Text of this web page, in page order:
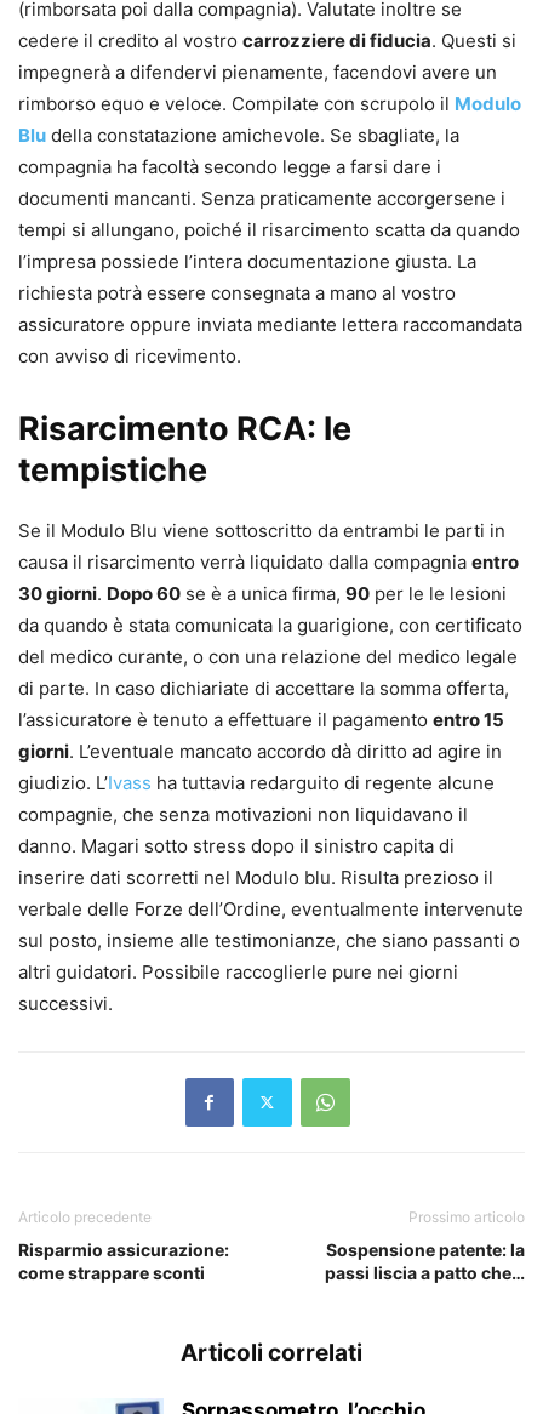
(rimborsata poi dalla compagnia). Valutate inoltre se
cedere il credito al vostro carrozziere di fiducia. Questi si
impegnerà a difendervi pienamente, facendovi avere un
rimborso equo e veloce. Compilate con scrupolo il Modulo
Blu della constatazione amichevole. Se sbagliate, la
compagnia ha facoltà secondo legge a farsi dare i
documenti mancanti. Senza praticamente accorgersene i
tempi si allungano, poiché il risarcimento scatta da quando
l’impresa possiede l’intera documentazione giusta. La
richiesta potrà essere consegnata a mano al vostro
assicuratore oppure inviata mediante lettera raccomandata
con avviso di ricevimento.
Risarcimento RCA: le
tempistiche
Se il Modulo Blu viene sottoscritto da entrambi le parti in
causa il risarcimento verrà liquidato dalla compagnia entro
30 giorni. Dopo 60 se è a unica firma, 90 per le le lesioni
da quando è stata comunicata la guarigione, con certificato
del medico curante, o con una relazione del medico legale
di parte. In caso dichiariate di accettare la somma offerta,
l’assicuratore è tenuto a effettuare il pagamento entro 15
giorni. L’eventuale mancato accordo dà diritto ad agire in
giudizio. L’Ivass ha tuttavia redarguito di regente alcune
compagnie, che senza motivazioni non liquidavano il
danno. Magari sotto stress dopo il sinistro capita di
inserire dati scorretti nel Modulo blu. Risulta prezioso il
verbale delle Forze dell’Ordine, eventualmente intervenute
sul posto, insieme alle testimonianze, che siano passanti o
altri guidatori. Possibile raccoglierle pure nei giorni
successivi.
Articolo precedente
Risparmio assicurazione:
come strappare sconti
Prossimo articolo
Sospensione patente: la
passi liscia a patto che…
Articoli correlati